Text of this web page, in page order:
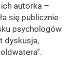
ich autorka –
się publicznie
psychologów
dyskusja,